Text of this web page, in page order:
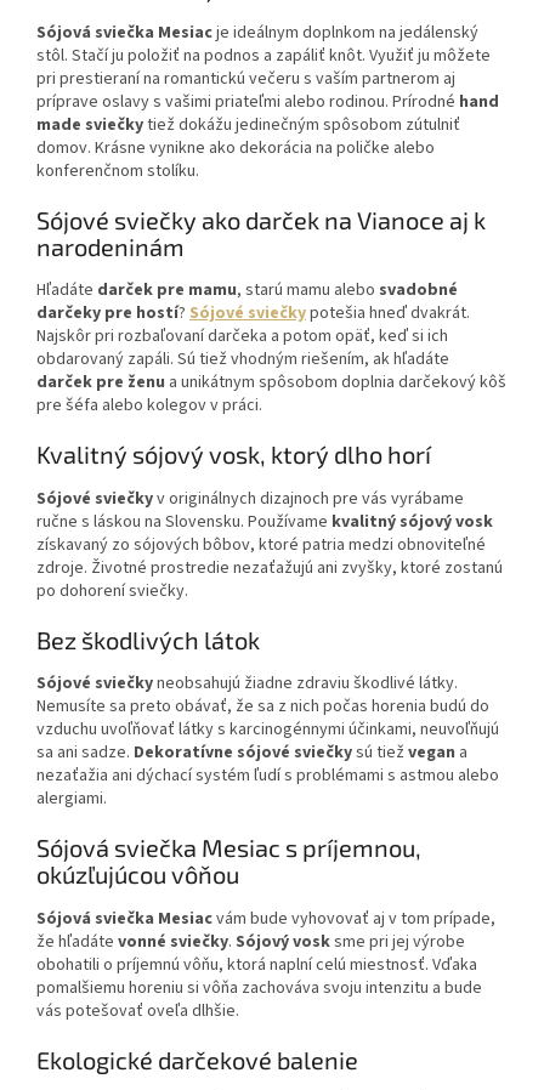
Sójová sviečka Mesiacje ideálnym doplnkom na jedálenský
stôl. Stačí ju položiť na podnos a zapáliť knôt. Využiť ju môžete
pri prestieraní na romantickú večeru s vaším partnerom aj
príprave oslavy s vašimi priateľmi alebo rodinou. Prírodné hand
made sviečkytiež dokážu jedinečným spôsobom zútulniť
domov. Krásne vynikne ako dekorácia na poličke alebo
konferenčnom stolíku.
Sójové sviečky ako darček na Vianoce aj k
narodeninám
Hľadáte darček pre mamu, starú mamu alebo svadobné
darčeky pre hostí? Sójové sviečkypotešia hneď dvakrát.
Najskôr pri rozbaľovaní darčeka a potom opäť, keď si ich
obdarovaný zapáli. Sú tiež vhodným riešením, ak hľadáte
darček pre ženu a unikátnym spôsobom doplnia darčekový kôš
pre šéfa alebo kolegov v práci.
Kvalitný sójový vosk, ktorý dlho horí
Sójové sviečkyv originálnych dizajnoch pre vás vyrábame
ručne s láskou na Slovensku. Používame kvalitný sójový vosk
získavaný zo sójových bôbov, ktoré patria medzi obnoviteľné
zdroje. Životné prostredie nezaťažujú ani zvyšky, ktoré zostanú
po dohorení sviečky.
Bez škodlivých látok
Sójové sviečkyneobsahujú žiadne zdraviu škodlivé látky.
Nemusíte sa preto obávať, že sa z nich počas horenia budú do
vzduchu uvoľňovať látky s karcinogénnymi účinkami, neuvoľňujú
sa ani sadze. Dekoratívne sójové sviečkysú tiež vegan a
nezaťažia ani dýchací systém ľudí s problémami s astmou alebo
alergiami.
Sójová sviečka Mesiac s príjemnou,
okúzľujúcou vôňou
Sójová sviečka Mesiacvám bude vyhovovať aj v tom prípade,
že hľadáte vonné sviečky. Sójový vosksme pri jej výrobe
obohatili o príjemnú vôňu, ktorá naplní celú miestnosť. Vďaka
pomalšiemu horeniu si vôňa zachováva svoju intenzitu a bude
vás potešovať oveľa dlhšie.
Ekologické darčekové balenie